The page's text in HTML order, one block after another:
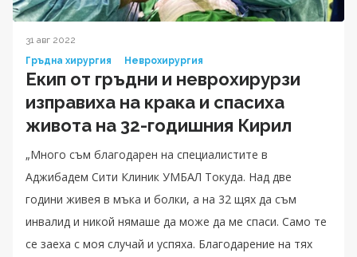
31 авг 2022
Гръдна хирургия
Неврохирургия
Екип от гръдни и неврохирурзи
изправиха на крака и спасиха
живота на 32-годишния Кирил
„Много съм благодарен на специалистите в
Аджибадем Сити Клиник УМБАЛ Токуда. Над две
години живея в мъка и болки, а на 32 щях да съм
инвалид и никой нямаше да може да ме спаси. Само те
се заеха с моя случай и успяха. Благодарение на тях